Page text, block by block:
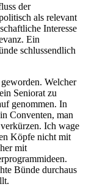
der
als relevant
Interesse
Ein
schlussendlich
Welcher
Seniorat zu
genommen. In
Conventen, man
Ich wage
Köpfe nicht mit
mit
Bünde durchaus